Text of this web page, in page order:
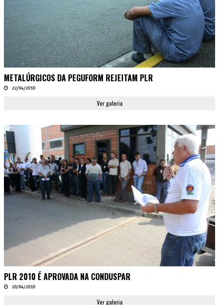
METALÚRGICOS DA PEGUFORM REJEITAM PLR
22/04/2010
Ver galeria
PLR 2010 É APROVADA NA CONDUSPAR
20/04/2010
Ver galeria